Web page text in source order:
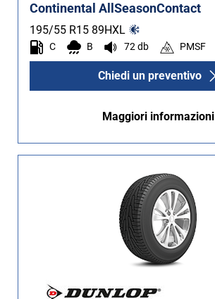
Continental AllSeasonContact
195/55 R15 89HXL
C B 72 db PMSF
Chiedi un preventivo
Maggiori informazioni